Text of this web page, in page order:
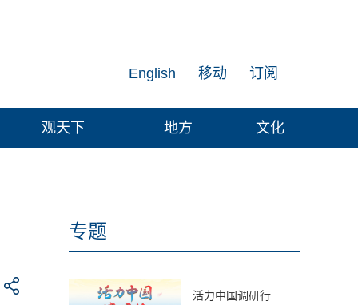
订阅
移动
English
观天下 地方 文化
专题
活力中国调研行